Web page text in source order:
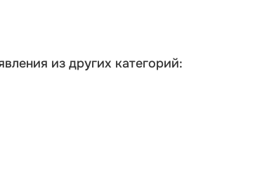
из других категорий: